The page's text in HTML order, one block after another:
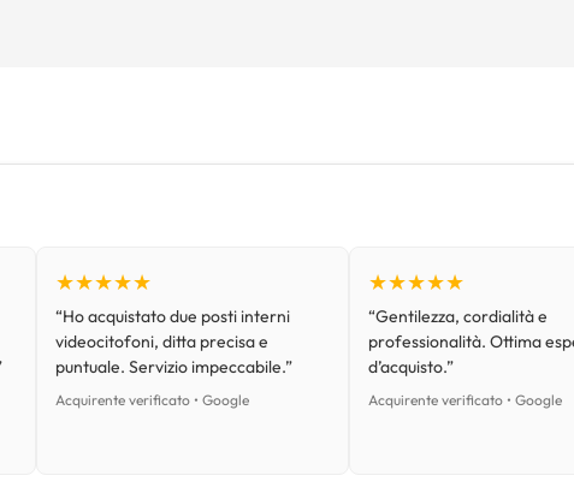
★★★★★
“Ho acquistato due posti interni
videocitofoni, ditta precisa e
puntuale. Servizio impeccabile.”
Acquirente verificato • Google
★★★★★
“Gentilezza, cordialità e
professionalità. Ottima
d’acquisto.”
Acquirente verificato • Google